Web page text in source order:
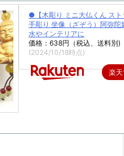
●【木彫り ミニ大仏くん スト
手彫り 坐像（ざぞう）阿弥陀
水やインテリアに
価格：638円（税込、送料別)
(2024/10/18時点)
楽